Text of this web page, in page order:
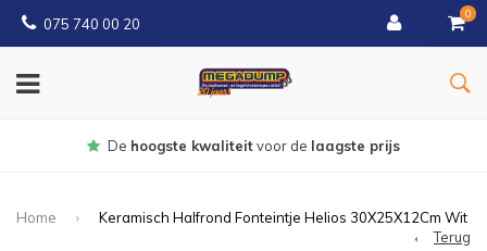
075 740 00 20
0
Gratisbezorgd vanaf € 150
Home
Keramisch Halfrond Fonteintje Helios 30X25X12Cm Wit
Terug